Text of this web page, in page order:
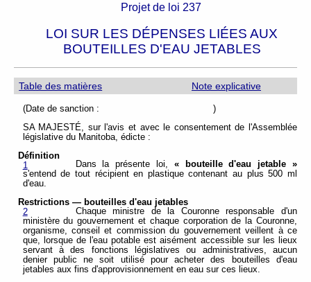
Projet de loi 237
LOI SUR LES DÉPENSES LIÉES AUX
BOUTEILLES D'EAU JETABLES
Table des matières Note explicative
(Date de sanction : )
SA MAJESTÉ, sur l'avis et avec le consentement de l'Assemblée
législative du Manitoba, édicte :
Définition
1
Dans la présente loi, « bouteille d'eau jetable »
s'entend de tout récipient en plastique contenant au plus 500 ml
d'eau.
Restrictions — bouteilles d'eau jetables
2
Chaque ministre de la Couronne responsable d'un
ministère du gouvernement et chaque corporation de la Couronne,
organisme, conseil et commission du gouvernement veillent à ce
que, lorsque de l'eau potable est aisément accessible sur les lieux
servant à des fonctions législatives ou administratives, aucun
denier public ne soit utilisé pour acheter des bouteilles d'eau
jetables aux fins d'approvisionnement en eau sur ces lieux.